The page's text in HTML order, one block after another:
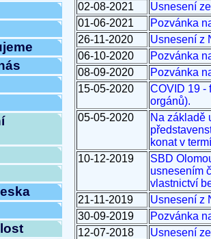
02-08-2021
Usnesení
01-06-2021
Pozvánka
26-11-2020
Usnesení z
06-10-2020
Pozvánka
08-09-2020
Pozvánka
15-05-2020
COVID 19 -
orgánů).
05-05-2020
Na základě
konat v
10-12-2019
SBD
usnesením
vlastnictví
21-11-2019
Usnesení z
30-09-2019
Pozvánka
12-07-2018
Usnesení